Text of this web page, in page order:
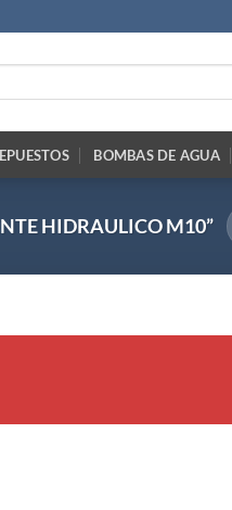
BOMBAS DE AGUA
HIDRAULICO M10”